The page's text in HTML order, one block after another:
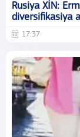
Rusiya XİN:
diversifikasiya
17:37